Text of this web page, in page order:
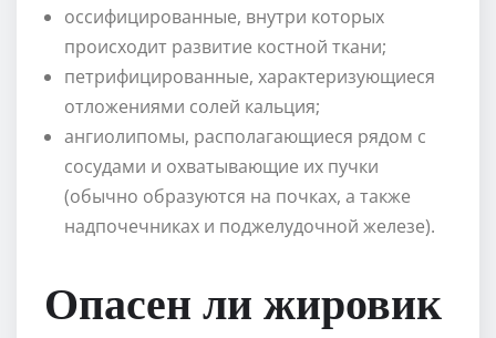
оссифицированные, внутри которых
происходит развитие костной ткани;
петрифицированные, характеризующиеся
отложениями солей кальция;
ангиолипомы, располагающиеся рядом с
сосудами и охватывающие их пучки
(обычно образуются на почках, а также
надпочечниках и поджелудочной железе).
Опасен ли жировик